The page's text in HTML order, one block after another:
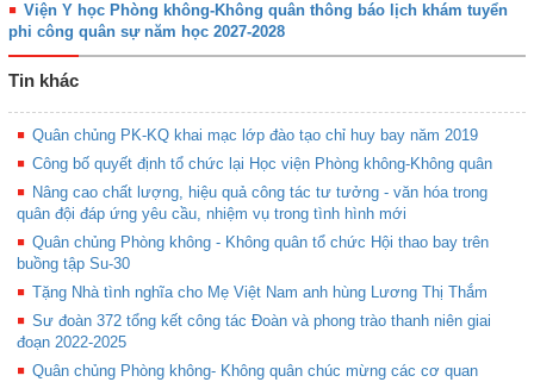
Viện Y học Phòng không-Không quân thông báo lịch khám tuyển
phi công quân sự năm học 2027-2028
Tin khác
Quân chủng PK-KQ khai mạc lớp đào tạo chỉ huy bay năm 2019
Công bố quyết định tổ chức lại Học viện Phòng không-Không quân
Nâng cao chất lượng, hiệu quả công tác tư tưởng - văn hóa trong
quân đội đáp ứng yêu cầu, nhiệm vụ trong tình hình mới
Quân chủng Phòng không - Không quân tổ chức Hội thao bay trên
buồng tập Su-30
Tặng Nhà tình nghĩa cho Mẹ Việt Nam anh hùng Lương Thị Thắm
Sư đoàn 372 tổng kết công tác Đoàn và phong trào thanh niên giai
đoạn 2022-2025
Quân chủng Phòng không- Không quân chúc mừng các cơ quan